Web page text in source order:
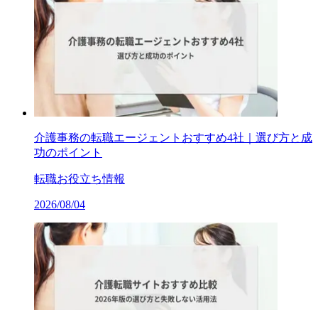
介護事務の転職エージェントおすすめ4社｜選び方と成
功のポイント
転職お役立ち情報
2026/08/04